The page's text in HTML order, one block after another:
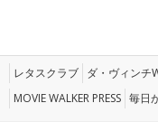
レタスクラブ ダ・ヴィンチ
MOVIE WALKER PRESS 毎日